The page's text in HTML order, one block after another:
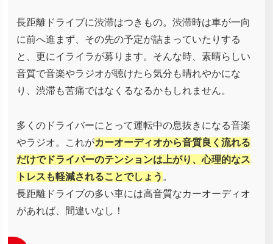
長距離ドライブに渋滞はつきもの。渋滞時は車が一向
に前へ進まず、その先の予定が詰まっていたりする
と、更にイライラが募ります。そんな時、素晴らしい
音質で音楽やラジオが聴けたら気分も晴れやかにな
り、渋滞も苦痛ではなくるなるかもしれません。
多くのドライバーにとって運転中の息抜きになる音楽
やラジオ。これがカーオーディオから音質良く流れる
だけでドライバーのテンションは上がり、心理的なス
トレスも軽減されることでしょう 。
長距離ドライブの多い車には高音質なカーオーディオ
があれば、間違いなし！